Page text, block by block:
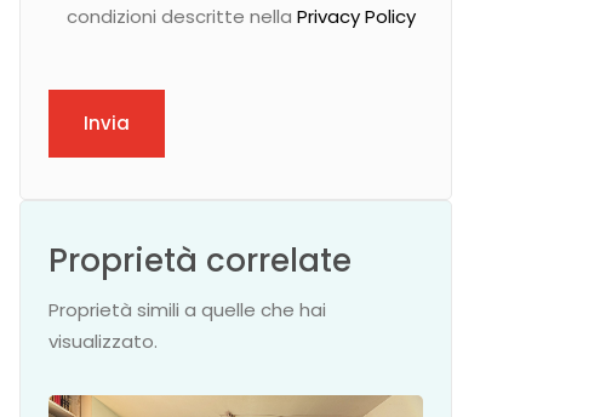
condizioni descritte nellaPrivacy Policy
Invia
Proprietà correlate
Proprietà simili a quelle che hai
visualizzato.